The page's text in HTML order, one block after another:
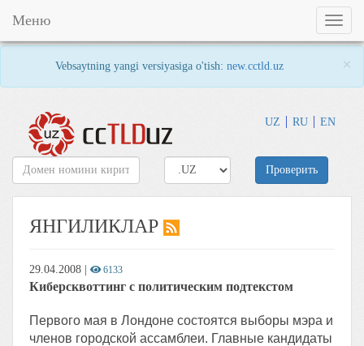
Vebsaytning yangi versiyasiga o'tish: new.cctld.uz ×
UZ RU EN
Toggle
Меню
Проверить
ЯНГИЛИКЛАР
29.04.2008 6133
Киберсквоттинг с политическим подтекстом
Первого мая в Лондоне состоятся выборы мэра и
членов городской ассамблеи. Главные кандидаты